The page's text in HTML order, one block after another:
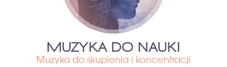
MUZYKA DO NAUKI
Muzyka do skupienia i koncentracji